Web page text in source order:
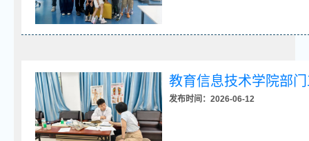
教育信息技术学院部
发布时间：2026-06-12